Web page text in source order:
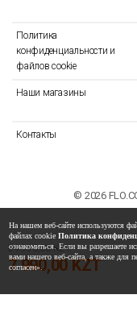
24 990,00 KZT
7 990,00 KZT
Политика
конфиденциальности и
файлов cookie
Наши магазины
Контакты
© 2026
На нашем веб-сайте используются
файлах cookie Политика
ознакомиться. Если вы разрешаете
вами нашего веб-сайта, а также для
согласен».